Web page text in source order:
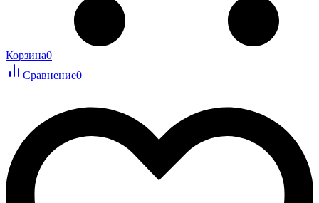
Корзина0
Сравнение0